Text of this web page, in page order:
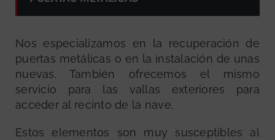
Nos especializamos en la recuperación de
puertas metálicas o en la instalación de unas
nuevas. También ofrecemos el mismo
servicio para las vallas exteriores para
acceder al recinto de la nave.
Estos elementos son muy susceptibles al